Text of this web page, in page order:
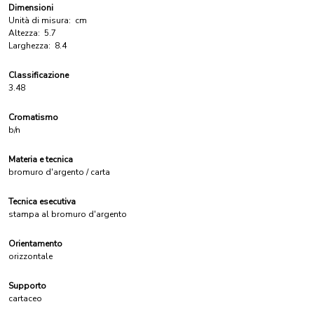
Dimensioni
Unità di misura: cm
Altezza: 5.7
Larghezza: 8.4
Classificazione
3.48
Cromatismo
b/n
Materia e tecnica
bromuro d'argento / carta
Tecnica esecutiva
stampa al bromuro d'argento
Orientamento
orizzontale
Supporto
cartaceo